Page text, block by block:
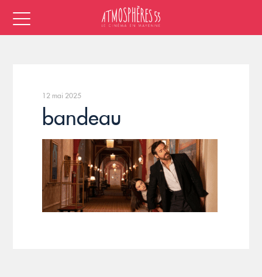
12 mai 2025
bandeau